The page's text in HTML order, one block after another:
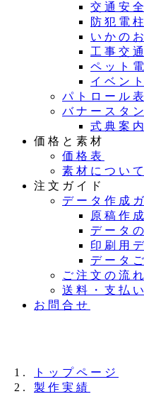
交通安
防犯電
いかの
工事交
ペット
イベン
パトロール
バナースタ
式典案
価格と素材
価格表
素材について
注文ガイド
データ作成
原稿作
データ
印刷用
データ
ご注文の流れ
送料・支払
お問合せ
トップページ
製作実績